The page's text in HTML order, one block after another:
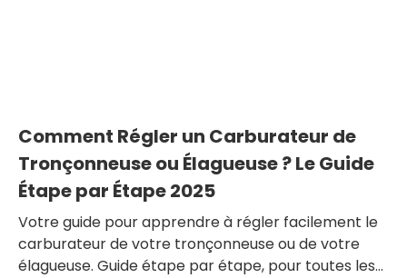
Comment Régler un Carburateur de
Tronçonneuse ou Élagueuse ? Le Guide
Étape par Étape 2025
Votre guide pour apprendre à régler facilement le
carburateur de votre tronçonneuse ou de votre
élagueuse. Guide étape par étape, pour toutes les